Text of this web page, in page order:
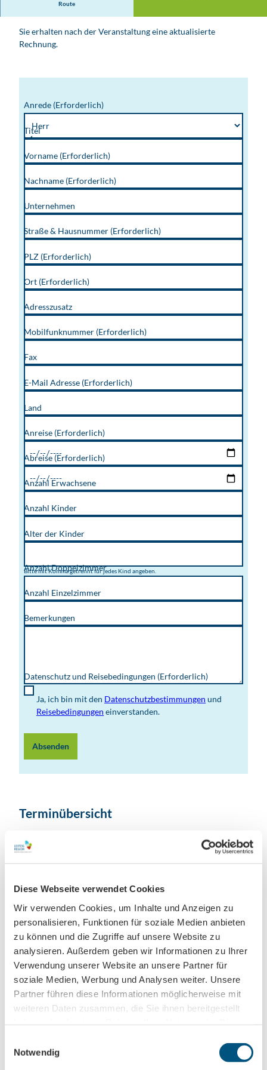
Diese Webseite verwendet Cookies
Wir verwenden Cookies, um Inhalte und Anzeigen zu
personalisieren, Funktionen für soziale Medien anbieten
zu können und die Zugriffe auf unsere Website zu
analysieren. Außerdem geben wir Informationen zu Ihrer
Verwendung unserer Website an unsere Partner für
soziale Medien, Werbung und Analysen weiter. Unsere
Partner führen diese Informationen möglicherweise mit
weiteren Daten zusammen, die Sie ihnen bereitgestellt
Notwendig
Route
Sie erhalten nach der Veranstaltung eine aktualisierte
Rechnung.
Anrede (Erforderlich)
Titel
Vorname (Erforderlich)
Nachname (Erforderlich)
Unternehmen
Straße & Hausnummer (Erforderlich)
PLZ (Erforderlich)
Ort (Erforderlich)
Adresszusatz
Mobilfunknummer (Erforderlich)
Fax
E-Mail Adresse (Erforderlich)
Land
Anreise (Erforderlich)
Abreise (Erforderlich)
Anzahl Erwachsene
Anzahl Kinder
Alter der Kinder
Bitte mit Komma getrennt für jedes Kind angeben.
Anzahl Doppelzimmer
Anzahl Einzelzimmer
Bemerkungen
Datenschutz und Reisebedingungen (Erforderlich)
Ja, ich bin mit den Datenschutzbestimmungen und
Reisebedingungen einverstanden.
Absenden
Terminübersicht
Kategorien
Spezialangebote
Kontaktdaten
BMW-Allee 1
04349Leipzig
Anreise mit dem Auto